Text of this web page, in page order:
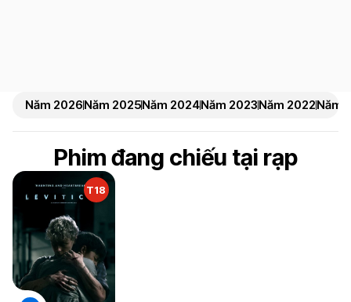
Năm 2026Năm 2025Năm 2024Năm 2023Năm 2022Năm
Phim đang chiếu tại rạp
T18